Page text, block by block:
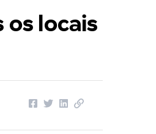
os locais